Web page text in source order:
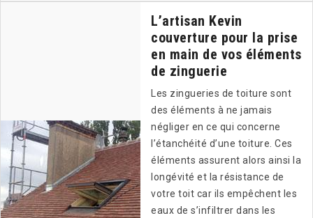
L’artisan Kevin
couverture pour la prise
en main de vos éléments
de zinguerie
Les zingueries de toiture sont
des éléments à ne jamais
négliger en ce qui concerne
l’étanchéité d’une toiture. Ces
éléments assurent alors ainsi la
longévité et la résistance de
votre toit car ils empêchent les
eaux de s’infiltrer dans les